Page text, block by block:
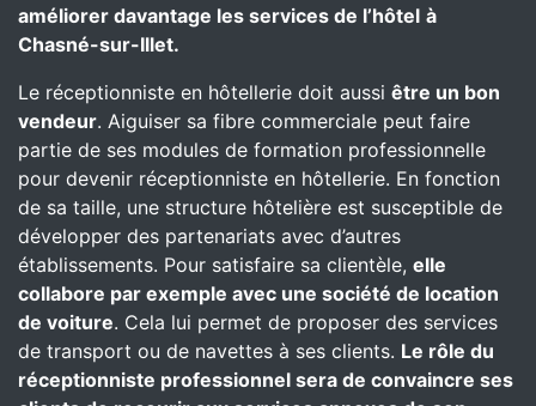
améliorer davantage les services de l’hôtel à
Chasné-sur-Illet.
Le réceptionniste en hôtellerie doit aussi être un bon
vendeur. Aiguiser sa fibre commerciale peut faire
partie de ses modules de formation professionnelle
pour devenir réceptionniste en hôtellerie. En fonction
de sa taille, une structure hôtelière est susceptible de
développer des partenariats avec d’autres
établissements. Pour satisfaire sa clientèle, elle
collabore par exemple avec une société de location
de voiture. Cela lui permet de proposer des services
de transport ou de navettes à ses clients. Le rôle du
réceptionniste professionnel sera de convaincre ses